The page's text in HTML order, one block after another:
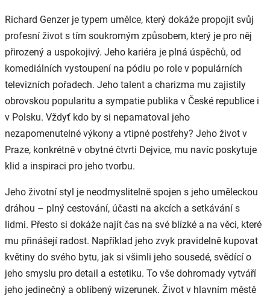
Richard Genzer je typem umělce, který dokáže propojit svůj
profesní život s tím soukromým způsobem, který je pro něj
přirozený a uspokojivý. Jeho kariéra je plná úspěchů, od
komediálních vystoupení na pódiu po role v populárních
televizních pořadech. Jeho talent a charizma mu zajistily
obrovskou popularitu a sympatie publika v České republice i
v Polsku. Vždyť kdo by si nepamatoval jeho
nezapomenutelné výkony a vtipné postřehy? Jeho život v
Praze, konkrétně v obytné čtvrti Dejvice, mu navíc poskytuje
klid a inspiraci pro jeho tvorbu.
Jeho životní styl je neodmyslitelně spojen s jeho uměleckou
dráhou – plný cestování, účasti na akcích a setkávání s
lidmi. Přesto si dokáže najít čas na své blízké a na věci, které
mu přinášejí radost. Například jeho zvyk pravidelně kupovat
květiny do svého bytu, jak si všimli jeho sousedé, svědící o
jeho smyslu pro detail a estetiku. To vše dohromady vytváří
jeho jedinečný a oblíbený wizerunek. Život v hlavním městě